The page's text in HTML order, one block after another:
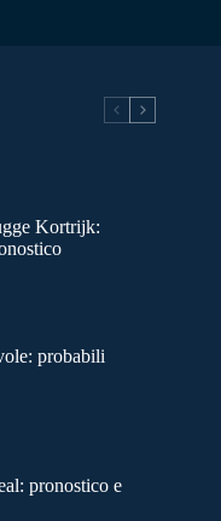
Kortrijk:
probabili
pronostico e